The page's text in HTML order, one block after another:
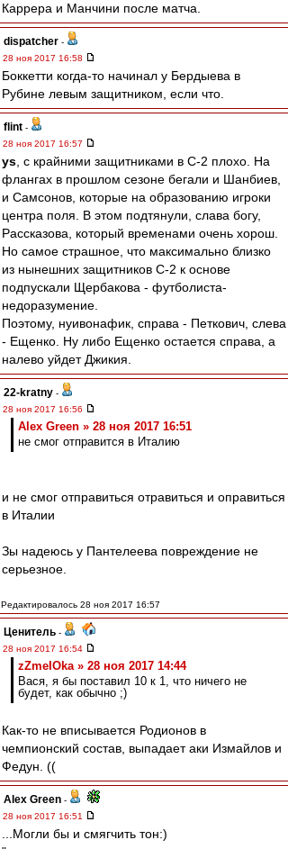
Каррера и Манчини после матча.
dispatcher -
28 ноя 2017 16:58
Боккетти когда-то начинал у Бердыева в
Рубине левым защитником, если что.
flint -
28 ноя 2017 16:57
ys , с крайними защитниками в С-2 плохо. На
флангах в прошлом сезоне бегали и Шанбиев,
и Самсонов, которые на образованию игроки
центра поля. В этом подтянули, слава богу,
Рассказова, который временами очень хорош.
Но самое страшное, что максимально близко
из нынешних защитников С-2 к основе
подпускали Щербакова - футболиста-
недоразумение.
Поэтому, нуивонафик, справа - Петкович, слева
- Ещенко. Ну либо Ещенко остается справа, а
налево уйдет Джикия.
22-kratny -
28 ноя 2017 16:56
Alex Green » 28 ноя 2017 16:51
не смог отправится в Италию
и не смог отправиться отравиться и оправиться
в Италии
Зы надеюсь у Пантелеева повреждение не
серьезное.
Редактировалось 28 ноя 2017 16:57
Ценитель -
28 ноя 2017 16:54
zZmeIOka » 28 ноя 2017 14:44
Вася, я бы поставил 10 к 1, что ничего не
будет, как обычно ;)
Как-то не вписывается Родионов в
чемпионский состав, выпадает аки Измайлов и
Федун. ((
Alex Green -
28 ноя 2017 16:51
...Могли бы и смягчить тон:)